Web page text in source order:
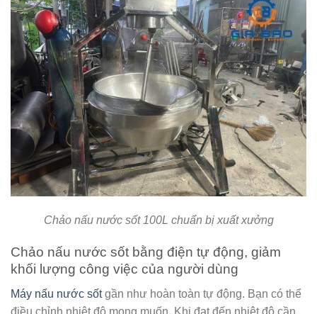
Chảo nấu nước sốt 100L chuẩn bị xuất xưởng
Chảo nấu nước sốt bằng điện tự động, giảm
khối lượng công việc của người dùng
Máy nấu nước sốtgần như hoàn toàn tự động. Bạn có thể
điều chỉnh nhiệt độ mong muốn. Khi đạt đến nhiệt độ cần